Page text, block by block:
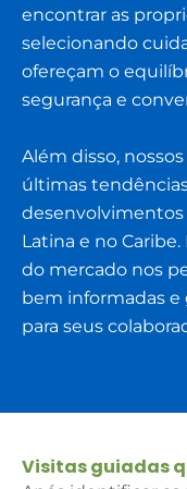
encontrar as
selecionando
ofereçam o
segurança e
Além disso,
últimas
desenvolvimentos
Latina e no
do mercado nos
bem informadas e
para seus
Visitas guiadas